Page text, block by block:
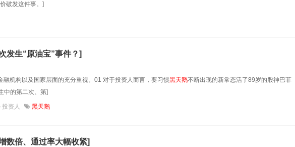
破发这件事。]
发生“原油宝”事件？]
融机构以及国家层面的充分重视。01 对于投资人而言，要习惯黑天鹅不断出现的新常态活了89岁的股神巴菲
中的第二次、第]
投资人 黑天鹅
数倍、通过率大幅收紧]